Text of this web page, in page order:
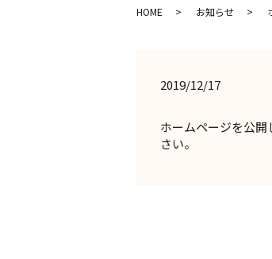
HOME お知らせ
2019/12/17
ホームページを公
さい。